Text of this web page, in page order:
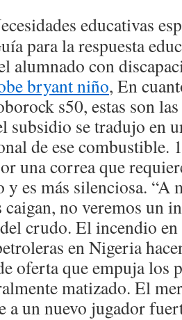
educativas
para la respuesta
alumnado con
bryant niño, En
s50, estas son
subsidio se tradujo en
de ese combustible.
una correa que
es más silenciosa. “A
no veremos un
crudo. El incendio en
en Nigeria
oferta que empuja los
matizado. El
a un nuevo jugador